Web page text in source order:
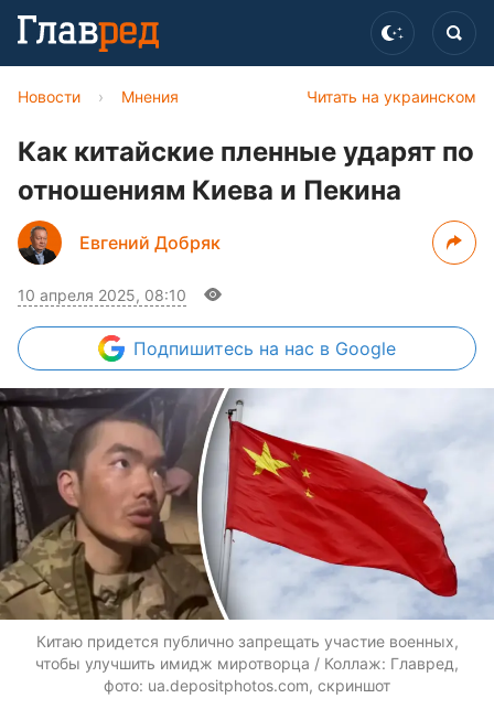
Читать на украинском
Новости › Мнения
Как китайские пленные ударят по
отношениям Киева и Пекина
Евгений Добряк
10 апреля 2025, 08:10
Подпишитесь на нас в Google
Китаю придется публично запрещать участие военных,
чтобы улучшить имидж миротворца / Коллаж: Главред,
фото: ua.depositphotos.com, скриншот